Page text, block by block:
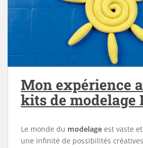
Mon expérience
kits de modelage
Le monde du modelage est vaste
une infinité de possibilités